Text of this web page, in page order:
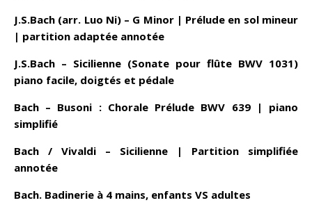
J.S.Bach (arr. Luo Ni) – G Minor | Prélude en sol mineur
| partition adaptée annotée
J.S.Bach – Sicilienne (Sonate pour flûte BWV 1031)
piano facile, doigtés et pédale
Bach – Busoni : Chorale Prélude BWV 639 | piano
simplifié
Bach / Vivaldi – Sicilienne | Partition simplifiée
annotée
Bach. Badinerie à 4 mains, enfants VS adultes